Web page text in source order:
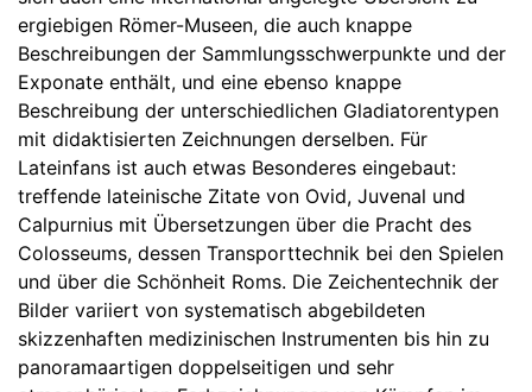
ergiebigen Römer-Museen, die auch knappe
Beschreibungen der Sammlungsschwerpunkte und der
Exponate enthält, und eine ebenso knappe
Beschreibung der unterschiedlichen Gladiatorentypen
mit didaktisierten Zeichnungen derselben. Für
Lateinfans ist auch etwas Besonderes eingebaut:
treffende lateinische Zitate von Ovid, Juvenal und
Calpurnius mit Übersetzungen über die Pracht des
Colosseums, dessen Transporttechnik bei den Spielen
und über die Schönheit Roms. Die Zeichentechnik der
Bilder variiert von systematisch abgebildeten
skizzenhaften medizinischen Instrumenten bis hin zu
panoramaartigen doppelseitigen und sehr